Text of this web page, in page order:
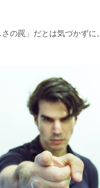
の罠」だとは気づかずに。